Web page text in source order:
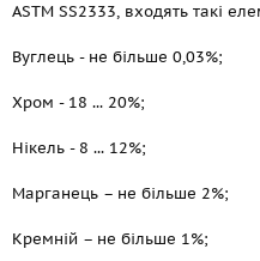
ASTM SS2333, входять такі
Вуглець - не більше 0,03%;
Хром - 18 ... 20%;
Нікель - 8 ... 12%;
Марганець – не більше 2%;
Кремній – не більше 1%;